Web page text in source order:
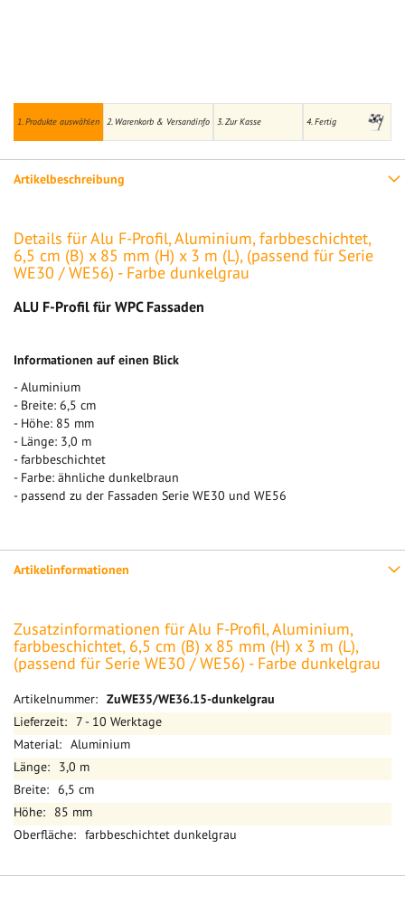
1. Produkte auswählen 2. Warenkorb & Versandinfo 3. Zur Kasse 4. Fertig
Artikelbeschreibung
Details für Alu F-Profil, Aluminium, farbbeschichtet,
6,5 cm (B) x 85 mm (H) x 3 m (L), (passend für Serie
WE30 / WE56) - Farbe dunkelgrau
ALU F-Profil für WPC Fassaden
Informationen auf einen Blick
- Aluminium
- Breite: 6,5 cm
- Höhe: 85 mm
- Länge: 3,0 m
- farbbeschichtet
- Farbe: ähnliche dunkelbraun
- passend zu der Fassaden Serie WE30 und WE56
Artikelinformationen
Zusatzinformationen für Alu F-Profil, Aluminium,
farbbeschichtet, 6,5 cm (B) x 85 mm (H) x 3 m (L),
(passend für Serie WE30 / WE56) - Farbe dunkelgrau
Mehr
Informationen
ZuWE35/WE36.15-dunkelgrau
7 - 10 Werktage
Aluminium
3,0 m
6,5 cm
85 mm
farbbeschichtet dunkelgrau